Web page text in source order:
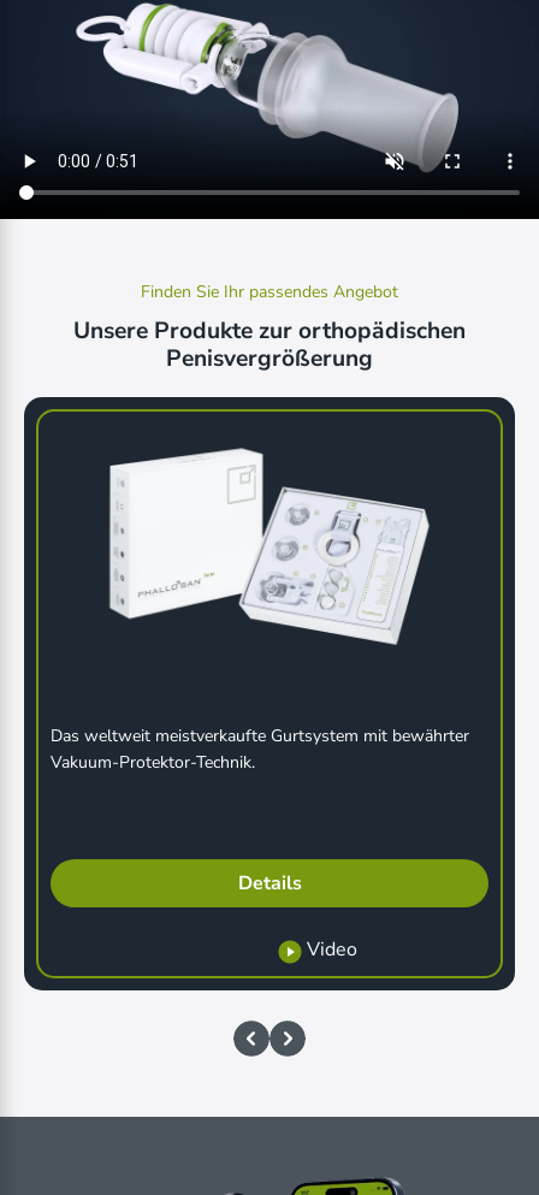
Finden Sie Ihr passendes Angebot
Unsere Produkte zur orthopädischen
Penisvergrößerung
Das weltweit meistverkaufte Gurtsystem mit bewährter
Vakuum-Protektor-Technik.
Details
Video